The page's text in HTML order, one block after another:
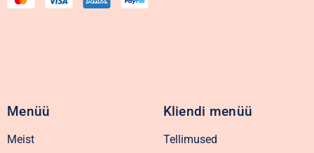
Menüü
Meist
Kliendi menüü
Tellimused